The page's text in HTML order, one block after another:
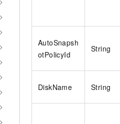
AutoSnapsh
otPolicyId
String
DiskName String